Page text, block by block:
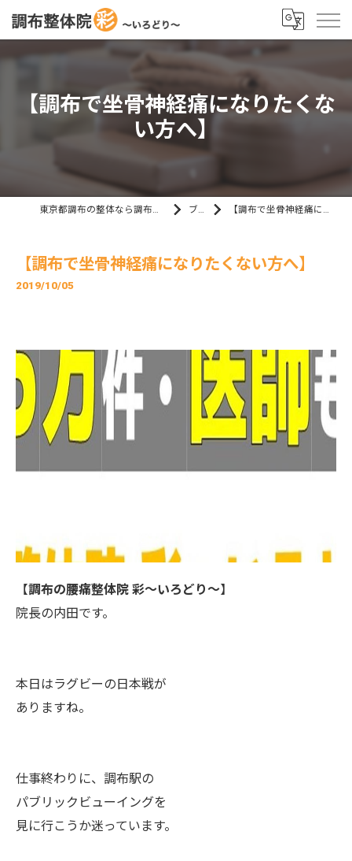
【調布で坐骨神経痛になりたくな
い方へ】
東京都調布の整体なら調布整体院 彩～いろどり～ ブログ 【調布で坐骨神経痛になりたくない方へ】
【調布で坐骨神経痛になりたくない方へ】
2019/10/05
【調布の腰痛整体院 彩～いろどり～】
院長の内田です。
本日はラグビーの日本戦が
ありますね。
仕事終わりに、調布駅の
パブリックビューイングを
見に行こうか迷っています。